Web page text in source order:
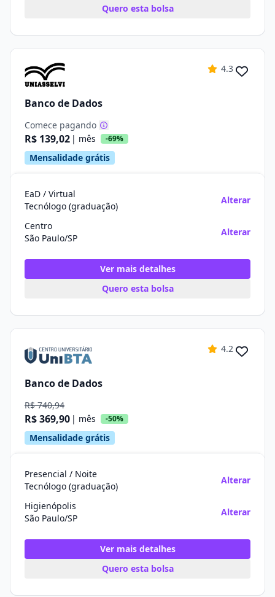
Quero esta bolsa
4.3
Banco de Dados
Comece pagando
R$ 139,02 | mês -69%
Mensalidade grátis
EaD / Virtual
Tecnólogo (graduação)
Alterar
Centro
São Paulo/SP
Alterar
Ver mais detalhes
Quero esta bolsa
4.2
Banco de Dados
R$ 740,94
R$ 369,90 | mês -50%
Mensalidade grátis
Presencial / Noite
Tecnólogo (graduação)
Alterar
Higienópolis
São Paulo/SP
Alterar
Ver mais detalhes
Quero esta bolsa